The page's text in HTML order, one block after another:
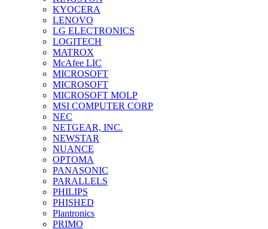
KYOCERA
LENOVO
LG ELECTRONICS
LOGITECH
MATROX
McAfee LIC
MICROSOFT
MICROSOFT
MICROSOFT MOLP
MSI COMPUTER CORP
NEC
NETGEAR, INC.
NEWSTAR
NUANCE
OPTOMA
PANASONIC
PARALLELS
PHILIPS
PHISHED
Plantronics
PRIMO